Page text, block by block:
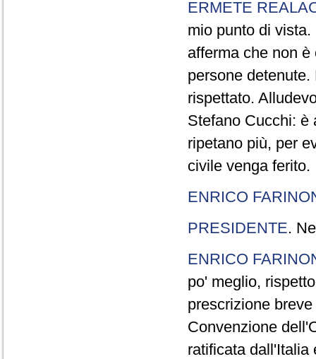
ERMETE
mio punto di
afferma che non
persone
rispettato.
Stefano Cucchi: è
ripetano più, per
civile venga ferito.
ENRICO
PRESIDENTE.
ENRICO
po' meglio,
prescrizione
Convenzione
ratificata dall'Italia